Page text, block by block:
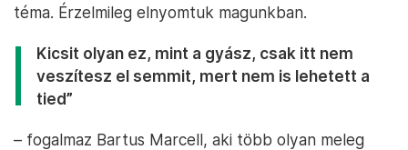
téma. Érzelmileg elnyomtuk magunkban.
Kicsit olyan ez, mint a gyász, csak itt nem
veszítesz el semmit, mert nem is lehetett a
tied”
– fogalmaz Bartus Marcell, aki több olyan meleg